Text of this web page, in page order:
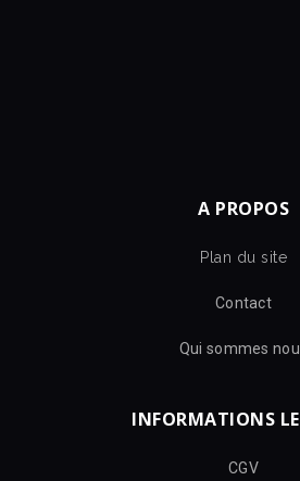
A PROPOS
Plan du site
Contact
Qui sommes
INFORMATIONS
CGV